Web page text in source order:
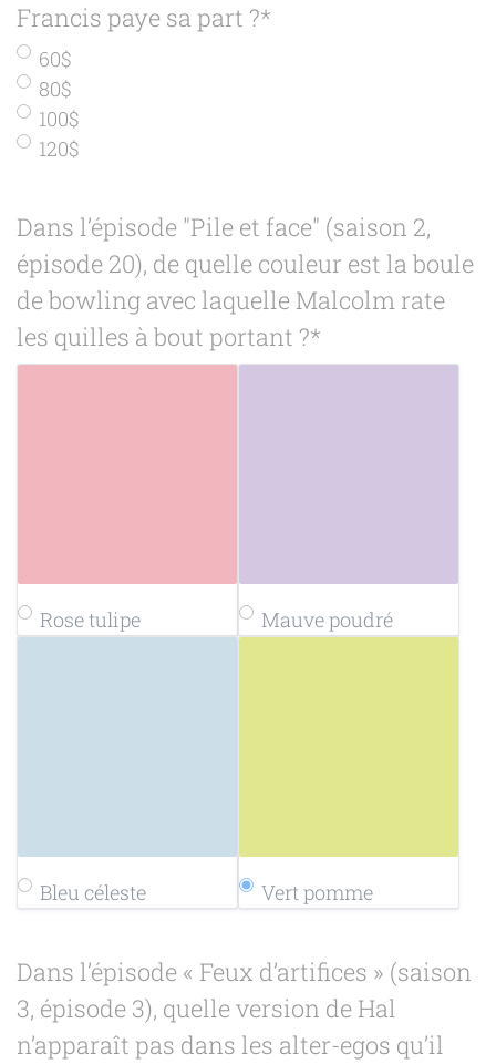
Francis paye sa part ?*
60$
80$
100$
120$
Dans l’épisode "Pile et face" (saison 2,
épisode 20), de quelle couleur est la boule
de bowling avec laquelle Malcolm rate
les quilles à bout portant ?*
Rose tulipe Mauve poudré
Bleu céleste Vert pomme
Dans l’épisode « Feux d’artifices » (saison
3, épisode 3), quelle version de Hal
n’apparaît pas dans les alter-egos qu’il